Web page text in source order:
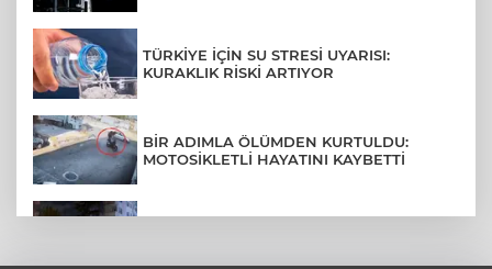
TÜRKİYE İÇİN SU STRESİ UYARISI:
KURAKLIK RİSKİ ARTIYOR
BİR ADIMLA ÖLÜMDEN KURTULDU:
MOTOSİKLETLİ HAYATINI KAYBETTİ